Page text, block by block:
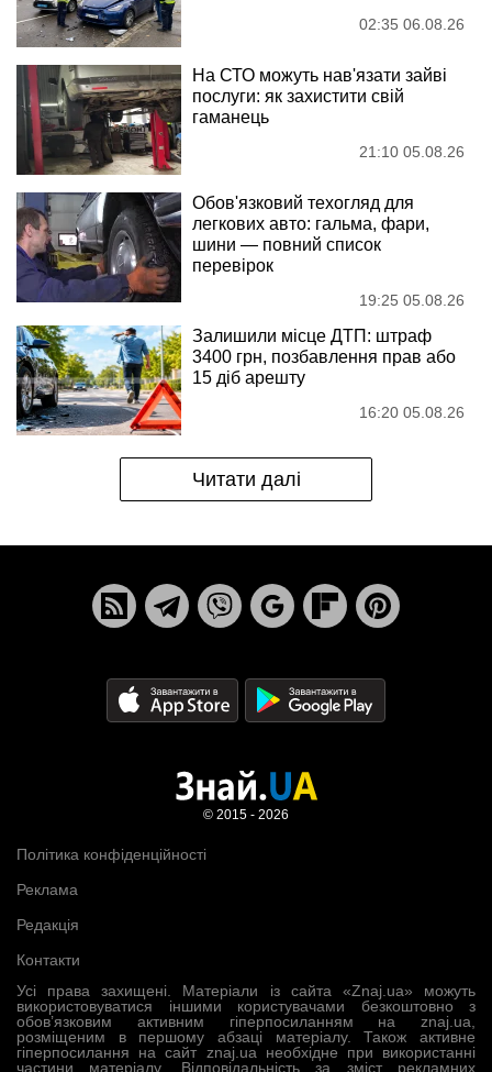
02:35 06.08.26
На СТО можуть нав'язати зайві
послуги: як захистити свій
гаманець
21:10 05.08.26
Обов'язковий техогляд для
легкових авто: гальма, фари,
шини — повний список
перевірок
19:25 05.08.26
Залишили місце ДТП: штраф
3400 грн, позбавлення прав або
15 діб арешту
16:20 05.08.26
Читати далі
Усі права захищені. Матеріали із сайта «Znaj.ua» можуть
використовуватися іншими користувачами безкоштовно з
обов’язковим активним гіперпосиланням на znaj.ua,
розміщеним в першому абзаці матеріалу. Також активне
гіперпосилання на сайт znaj.ua необхідне при використанні
частини матеріалу. Відповідальність за зміст рекламних
Політика конфіденційності
Реклама
Редакція
Контакти
© 2015 - 2026